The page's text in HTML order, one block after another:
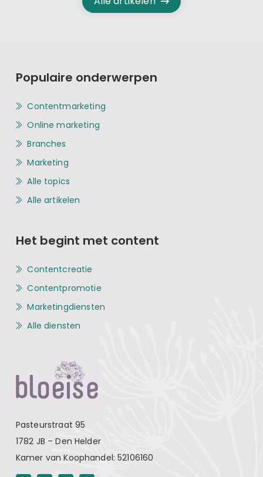
Pasteurstraat 95
1782 JB – Den Helder
Kamer van Koophandel: 52106160
Populaire onderwerpen
Contentmarketing
Online marketing
Branches
Marketing
Alle topics
Alle artikelen
Het begint met content
Contentcreatie
Contentpromotie
Marketingdiensten
Alle diensten